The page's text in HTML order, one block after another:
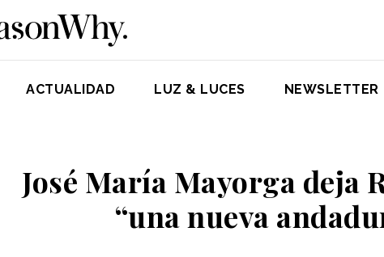
ACTUALIDAD LUZ & LUCES NEWSLETTER
José María Mayorga deja
“una nueva